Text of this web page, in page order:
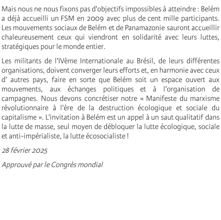
Mais nous ne nous fixons pas d'objectifs impossibles à atteindre : Belém
a déjà accueilli un FSM en 2009 avec plus de cent mille participants.
Les mouvements sociaux de Belém et de Panamazonie sauront accueillir
chaleureusement ceux qui viendront en solidarité avec leurs luttes,
stratégiques pour le monde entier.
Les militants de l’IVème Internationale au Brésil, de leurs différentes
organisations, doivent converger leurs efforts et, en harmonie avec ceux
d’ autres pays, faire en sorte que Belém soit un espace ouvert aux
mouvements, aux échanges politiques et à l'organisation de
campagnes. Nous devons concrétiser notre « Manifeste du marxisme
révolutionnaire à l'ère de la destruction écologique et sociale du
capitalisme ». L'invitation à Belém est un appel à un saut qualitatif dans
la lutte de masse, seul moyen de débloquer la lutte écologique, sociale
et anti-impérialiste, la lutte écosocialiste !
28 février 2025
Approuvé par le Congrès mondial